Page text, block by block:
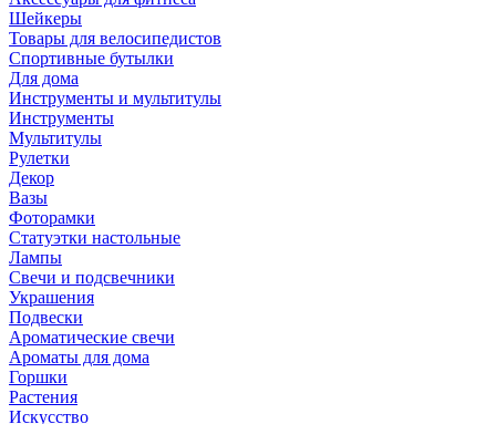
Шейкеры
Товары для велосипедистов
Спортивные бутылки
Для дома
Инструменты и мультитулы
Инструменты
Мультитулы
Рулетки
Декор
Вазы
Фоторамки
Статуэтки настольные
Лампы
Свечи и подсвечники
Украшения
Подвески
Ароматические свечи
Ароматы для дома
Горшки
Растения
Искусство